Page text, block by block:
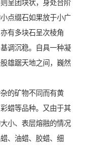
呈团块状，身处台阶
点缀石如果放于小广
有多块石呈次棱角
调沉稳。自具一种凝
雄踞天地之间，巍然
的矿物不同而有黄
蜡等品种。又由于其
小、表层熔融的情况
、油蜡、胶蜡、细